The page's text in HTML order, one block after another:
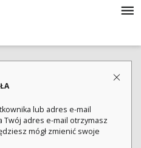
lub adres e-mail
Twój adres e-mail otrzymasz
mógł zmienić swoje